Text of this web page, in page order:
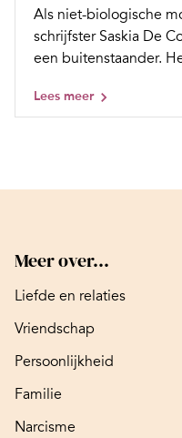
Als niet-biologische
schrijfster Saskia De
een buitenstaander.
Lees meer
Meer over...
Liefde en relaties
Vriendschap
Persoonlijkheid
Familie
Narcisme